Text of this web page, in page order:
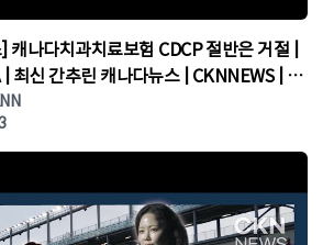
캐나다치과치료보험 CDCP 절반은 거절 |
신 간추린 캐나다뉴스 | CKNNEWS | 캐
스